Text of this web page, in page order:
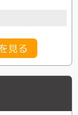
見る